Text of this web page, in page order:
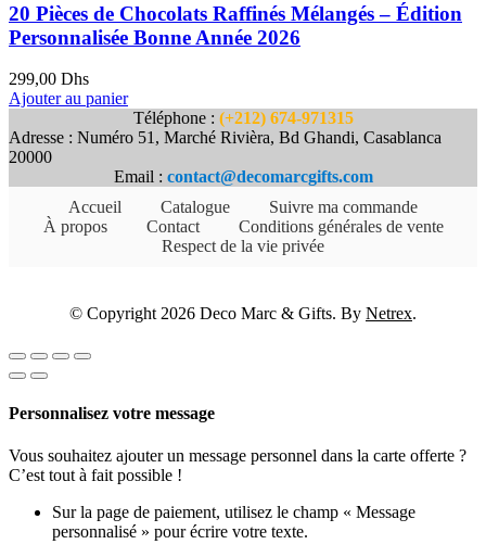
20 Pièces de Chocolats Raffinés Mélangés – Édition
Personnalisée Bonne Année 2026
299,00 Dhs
Ajouter au panier
Téléphone : (+212) 674-971315
Adresse : Numéro 51, Marché Rivièra, Bd Ghandi, Casablanca
20000
Email : contact@decomarcgifts.com
Accueil
Catalogue
Suivre ma commande
À propos
Contact
Conditions générales de vente
Respect de la vie privée
© Copyright 2026 Deco Marc & Gifts. By Netrex.
Personnalisez votre message
Vous souhaitez ajouter un message personnel dans la carte offerte ?
C’est tout à fait possible !
Sur la page de paiement, utilisez le champ « Message
personnalisé » pour écrire votre texte.